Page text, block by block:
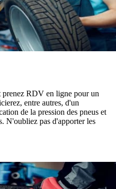
prenez RDV en ligne pour un
entre autres, d'un
de la pression des pneus et
N'oubliez pas d'apporter les